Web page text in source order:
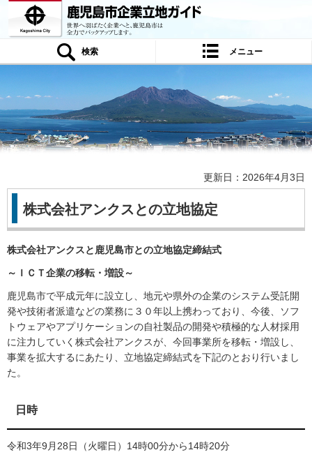
鹿児島市企業立地ガイド 世界へ羽ばたく
企業へと、鹿児島市は全力でバックアップ
します。
検索 メニュー
更新日：2026年4月3日
株式会社アンクスとの立地協定
株式会社アンクスと鹿児島市との立地協定締結式
～ＩＣＴ企業の移転・増設～
鹿児島市で平成元年に設立し、地元や県外の企業のシステム受託開
発や技術者派遣などの業務に３０年以上携わっており、今後、ソフ
トウェアやアプリケーションの自社製品の開発や積極的な人材採用
に注力していく株式会社アンクスが、今回事業所を移転・増設し、
事業を拡大するにあたり、立地協定締結式を下記のとおり行いまし
た。
日時
令和3年9月28日（火曜日）14時00分から14時20分